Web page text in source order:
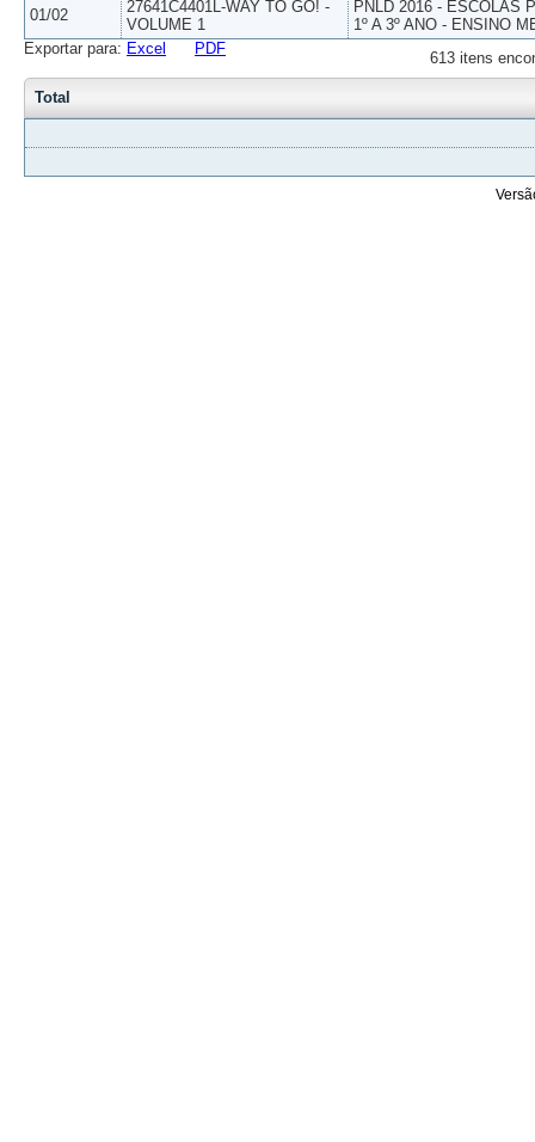
01/02
27641C4401L-WAY TO GO! -
VOLUME 1
PNLD 2016 - ESCOLAS
1º A 3º ANO - ENSINO
613 itens
Exportar para: Excel PDF
Total